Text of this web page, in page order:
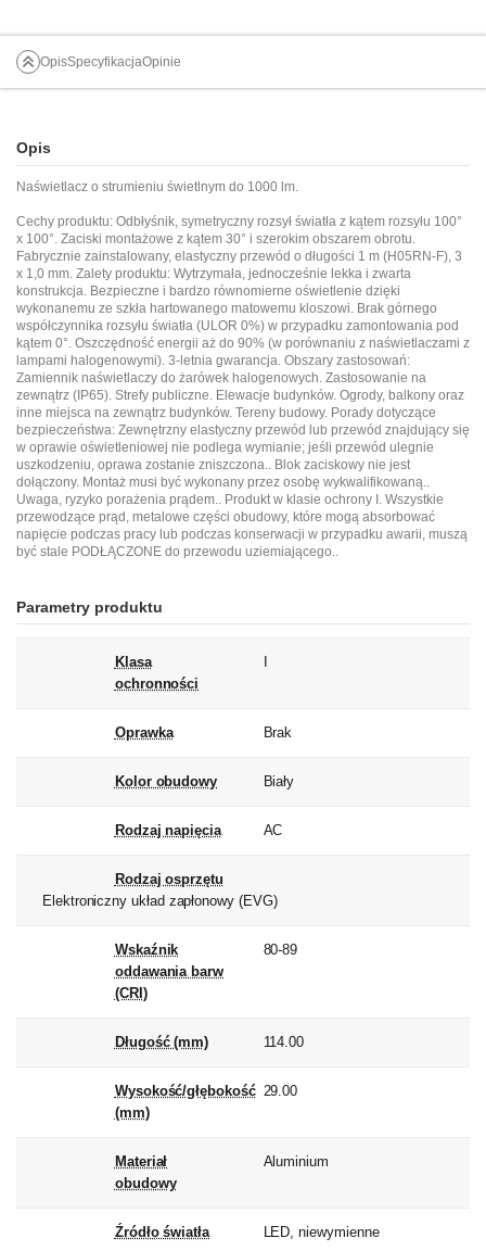
OpisSpecyfikacjaOpinie
Opis
Naświetlacz o strumieniu świetlnym do 1000 lm.
Cechy produktu: Odbłyśnik, symetryczny rozsył światła z kątem rozsyłu 100°
x 100°. Zaciski montażowe z kątem 30° i szerokim obszarem obrotu.
Fabrycznie zainstalowany, elastyczny przewód o długości 1 m (H05RN-F), 3
x 1,0 mm. Zalety produktu: Wytrzymała, jednocześnie lekka i zwarta
konstrukcja. Bezpieczne i bardzo równomierne oświetlenie dzięki
wykonanemu ze szkła hartowanego matowemu kloszowi. Brak górnego
współczynnika rozsyłu światła (ULOR 0%) w przypadku zamontowania pod
kątem 0°. Oszczędność energii aż do 90% (w porównaniu z naświetlaczami z
lampami halogenowymi). 3-letnia gwarancja. Obszary zastosowań:
Zamiennik naświetlaczy do żarówek halogenowych. Zastosowanie na
zewnątrz (IP65). Strefy publiczne. Elewacje budynków. Ogrody, balkony oraz
inne miejsca na zewnątrz budynków. Tereny budowy. Porady dotyczące
bezpieczeństwa: Zewnętrzny elastyczny przewód lub przewód znajdujący się
w oprawie oświetleniowej nie podlega wymianie; jeśli przewód ulegnie
uszkodzeniu, oprawa zostanie zniszczona.. Blok zaciskowy nie jest
dołączony. Montaż musi być wykonany przez osobę wykwalifikowaną..
Uwaga, ryzyko porażenia prądem.. Produkt w klasie ochrony I. Wszystkie
przewodzące prąd, metalowe części obudowy, które mogą absorbować
napięcie podczas pracy lub podczas konserwacji w przypadku awarii, muszą
być stale PODŁĄCZONE do przewodu uziemiającego..
Parametry produktu
Klasa
ochronności
Oprawka Brak
Kolor obudowy Biały
Rodzaj napięcia AC
Rodzaj osprzętu
Elektroniczny układ zapłonowy (EVG)
Wskaźnik
oddawania barw
(CRI)
80-89
Długość (mm) 114.00
Wysokość/głębokość
(mm)
29.00
Materiał
obudowy
Aluminium
Źródło światła LED, niewymienne